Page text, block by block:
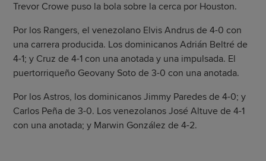
Trevor Crowe puso la bola sobre la cerca por Houston.
Por los Rangers, el venezolano Elvis Andrus de 4-0 con
una carrera producida. Los dominicanos Adrián Beltré de
4-1; y Cruz de 4-1 con una anotada y una impulsada. El
puertorriqueño Geovany Soto de 3-0 con una anotada.
Por los Astros, los dominicanos Jimmy Paredes de 4-0; y
Carlos Peña de 3-0. Los venezolanos José Altuve de 4-1
con una anotada; y Marwin González de 4-2.